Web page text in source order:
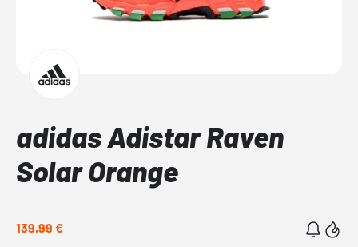
adidas Adistar Raven
Solar Orange
139,99 €